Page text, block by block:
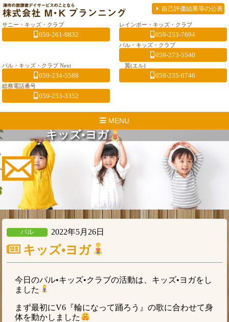
自己評価結果等の公表
サニー・キッズ・クラブ
059-261-9832
レインボー・キッズ・クラブ
059-253-7694
パル・キッズ・クラブ
059-273-5540
パル・キッズ・クラブ Next
059-234-5588
翼(エル)
059-235-0746
総務電話番号
059-253-3352
MENU
キッズ•ヨガ
パル 2022年5月26日
キッズ•ヨガ
今日のパル•キッズ•クラブの活動は、キッズ•ヨガをし
ました
まず最初にV6『輪になって踊ろう』の歌に合わせて身
体を動かしました